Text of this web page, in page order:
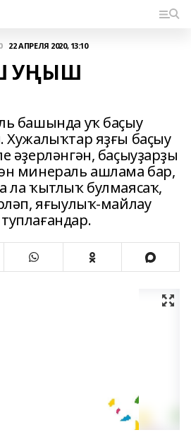
22 АПРЕЛЯ 2020, 13:10
УҢЫШ
башында уҡ баҫыу
яҙғы баҫыу
әҙерләнгән, баҫыуҙарҙы
минераль ашлама бар,
ла ҡытлыҡ булмаясаҡ,
яғыулыҡ-майлау